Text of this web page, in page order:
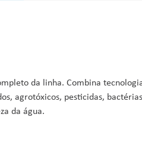
da linha. Combina
agrotóxicos, pesticidas,
da água.